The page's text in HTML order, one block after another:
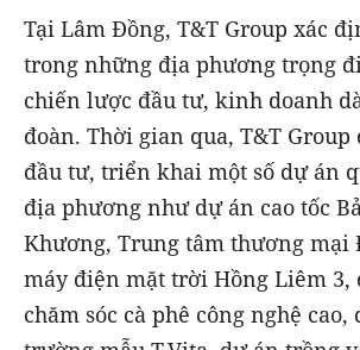
Tại Lâm Đồng, T&T Group xác
trong những địa phương trọng
chiến lược đầu tư, kinh doanh
đoàn. Thời gian qua, T&T Group
đầu tư, triển khai một số dự án
địa phương như dự án cao tốc
Khương, Trung tâm thương mại
máy điện mặt trời Hồng Liêm 3,
chăm sóc cà phê công nghệ